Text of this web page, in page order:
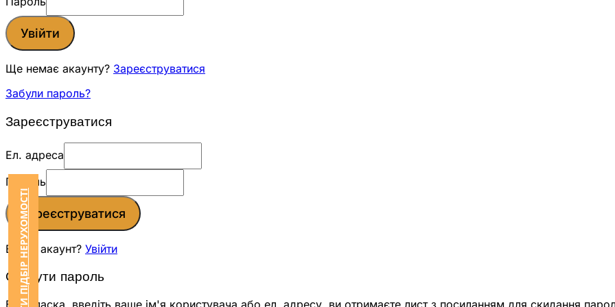
ЗАМОВИТИ ПІДБІР НЕРУХОМОСТІ
Увійти
Ще немає акаунту? Зареєструватися
Забули пароль?
Зареєструватися
Ел. адреса
Пароль
Зареєструватися
Вже є акаунт? Увійти
Скинути пароль
Будь ласка, введіть ваше ім'я користувача або ел. адресу, ви отримаєте лист з посиланням для скидання